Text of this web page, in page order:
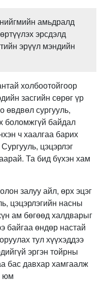
амьдралд
эрсдэлд
эрүүл мэндийн
холбоотойгоор
засгийн сөрөг үр
өвдвөл сургууль,
боломжгүй байдал
ч хаалгаа барих
цэцэрлэг
Та бид бүхэн хам
залуу айл, өрх эцэг
цэцэрлэгийн насны
ам бөгөөд халдварыг
байгаа өндөр настай
тул хүүхэддээ
эргэн тойрны
бас давхар хамгаалж
юм